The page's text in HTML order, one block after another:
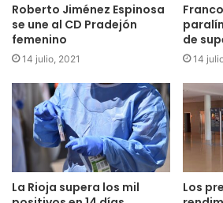
Roberto Jiménez Espinosa
se une al CD Pradejón
femenino
14 julio, 2021
de
14
La Rioja supera los mil
Los